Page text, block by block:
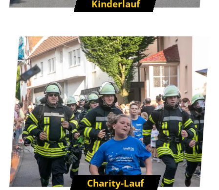
Kinderlauf
Charity-Lauf